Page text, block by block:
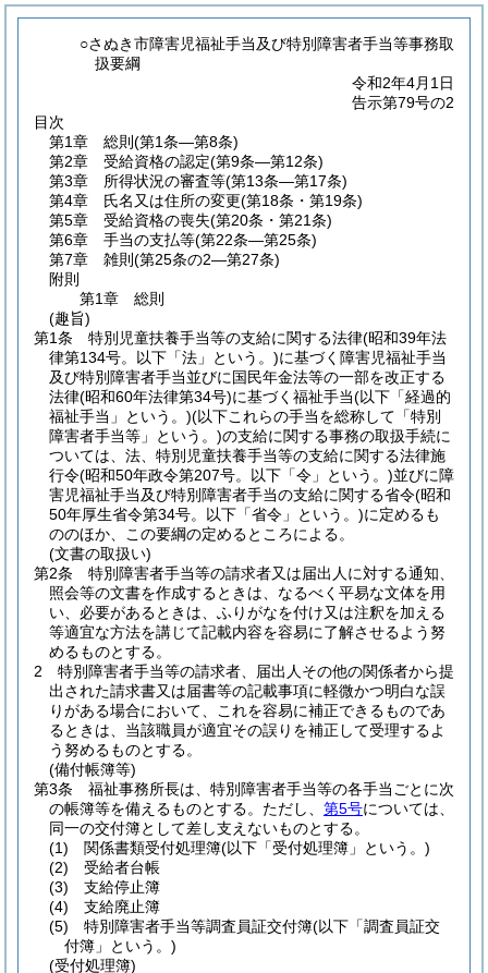
○さぬき市障害児福祉手当及び特別障害者手当等事務取
扱要綱
令和2年4月1日
告示第79号の2
目次
第1章
総則 (第1条―第8条)
第2章
受給資格の認定(第9条―第12条)
第3章
所得状況の審査等(第13条―第17条)
第4章
氏名又は住所の変更(第18条・第19条)
第5章
受給資格の喪失(第20条・第21条)
第6章
手当の支払等(第22条―第25条)
第7章
雑則 (第25条の2―第27条)
附則
第1章
総則
(趣旨)
第1条
特別児童扶養手当等の支給に関する法律(昭和39年法
律第134号。以下「法」という。)に基づく障害児福祉手当
及び特別障害者手当並びに国民年金法等の一部を改正する
法律(昭和60年法律第34号)に基づく福祉手当(以下「経過的
福祉手当」という。)(以下これらの手当を総称して「特別
障害者手当等」という。)の支給に関する事務の取扱手続に
ついては、法、特別児童扶養手当等の支給に関する法律施
行令(昭和50年政令第207号。以下「令」という。)並びに障
害児福祉手当及び特別障害者手当の支給に関する省令(昭和
50年厚生省令第34号。以下「省令」という。)に定めるも
ののほか、この要綱の定めるところによる。
(文書の取扱い)
第2条
特別障害者手当等の請求者又は届出人に対する通知、
照会等の文書を作成するときは、なるべく平易な文体を用
い、必要があるときは、ふりがなを付け又は注釈を加える
等適宜な方法を講じて記載内容を容易に了解させるよう努
めるものとする。
2
特別障害者手当等の請求者、届出人その他の関係者から提
出された請求書又は届書等の記載事項に軽微かつ明白な誤
りがある場合において、これを容易に補正できるものであ
るときは、当該職員が適宜その誤りを補正して受理するよ
う努めるものとする。
(備付帳簿等)
第3条
福祉事務所長は、特別障害者手当等の各手当ごとに次
の帳簿等を備えるものとする。 ただし、 第5号については、
同一の交付簿として差し支えないものとする。
(1)
関係書類受付処理簿(以下「受付処理簿」という。)
(2)
受給者台帳
(3)
支給停止簿
(4)
支給廃止簿
(5)
特別障害者手当等調査員証交付簿(以下「調査員証交
付簿」という。)
(受付処理簿)